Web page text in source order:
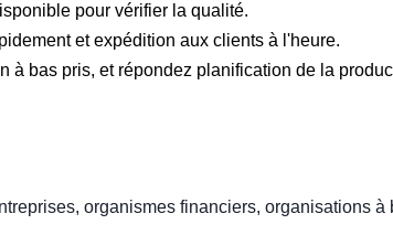
pour vérifier la qualité.
et expédition aux clients à l'heure.
à bas pris, et répondez planification de la
organismes financiers, organisations à